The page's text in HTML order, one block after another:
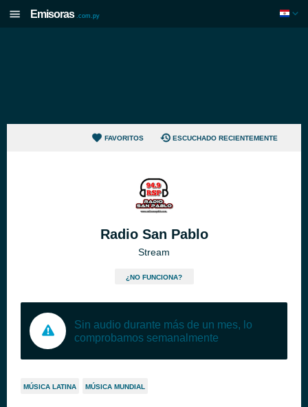
Emisoras .com.py
FAVORITOS ESCUCHADO RECIENTEMENTE
Radio San Pablo
Stream
¿NO FUNCIONA?
Sin audio durante más de un mes, lo
comprobamos semanalmente
MÚSICA LATINA MÚSICA MUNDIAL